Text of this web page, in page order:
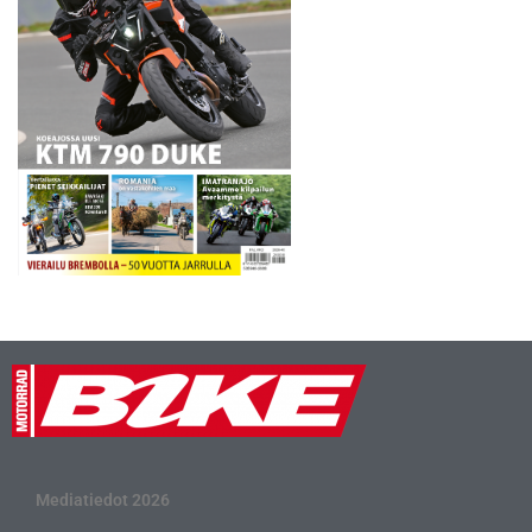
Mediatiedot 2026